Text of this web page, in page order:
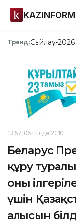
KAZINFORM
Тренд:Сайлау-2026
13:57, 05 Шілде 2010
Беларус
құру
оны
үшін
алғысын